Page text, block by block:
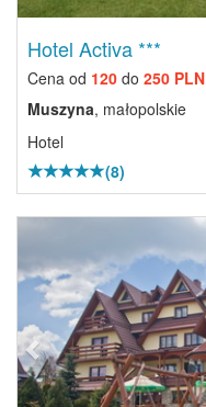
Hotel Activa ***
Cena od 120 do 250 PLN
Muszyna, małopolskie
Hotel
(8)